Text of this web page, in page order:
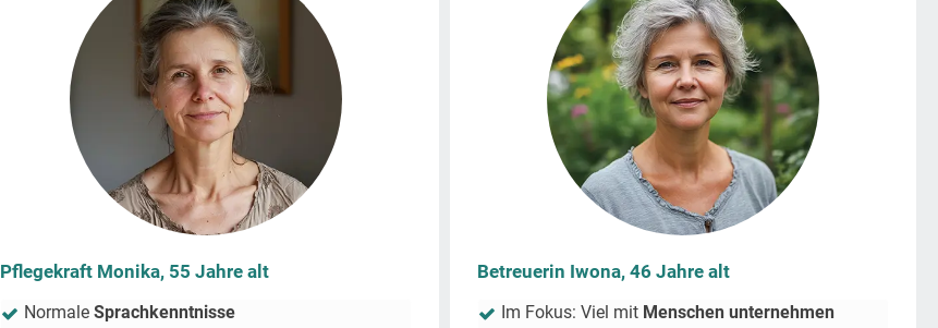
Pflegekraft Monika, 55 Jahre alt
Normale Sprachkenntnisse
Betreuerin Iwona, 46 Jahre alt
Im Fokus: Viel mit Menschen unternehmen